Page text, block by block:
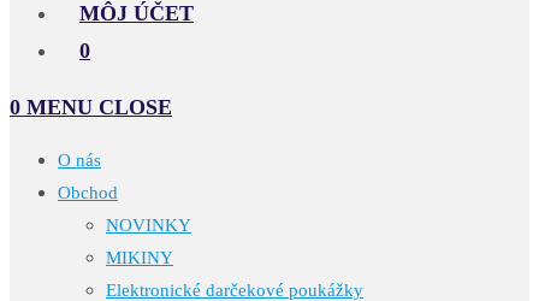
MÔJ ÚČET
0
0 MENU CLOSE
O nás
Obchod
NOVINKY
MIKINY
Elektronické darčekové poukážky